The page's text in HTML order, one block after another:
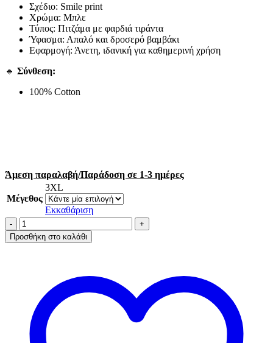
Σχέδιο: Smile print
Χρώμα: Μπλε
Τύπος: Πιτζάμα με φαρδιά τιράντα
Ύφασμα: Απαλό και δροσερό βαμβάκι
Εφαρμογή: Άνετη, ιδανική για καθημερινή χρήση
🔹 Σύνθεση:
100% Cotton
Άμεση παραλαβή/Παράδοση σε 1-3 ημέρες
Μέγεθος
3XL
Εκκαθάριση
A.A
UNDERWEAR
Πιτζάμα
Γυναικεία
100%
Cotton
Μπλε
Smile
Προσθήκη στο καλάθι